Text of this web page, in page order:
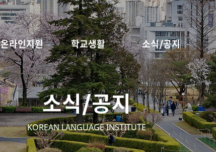
온라인지원 학교생활 소식/공지
소식/공지
KOREAN LANGUAGE INSTITUTE